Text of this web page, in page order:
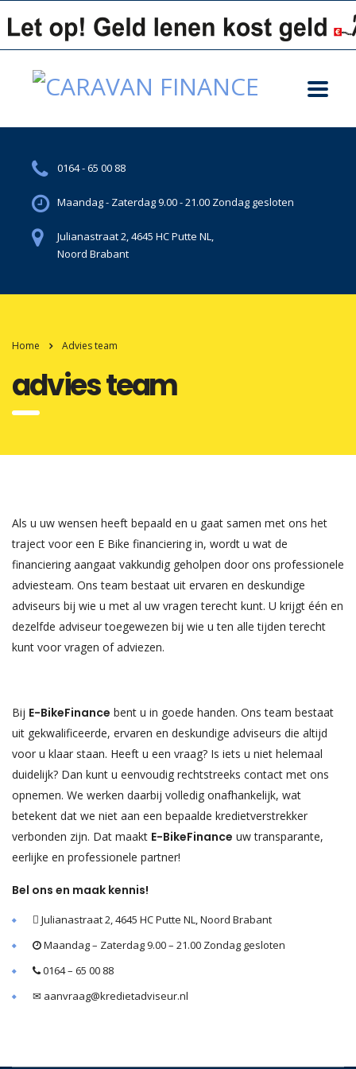
0164 - 65 00 88
Maandag - Zaterdag 9.00 - 21.00 Zondag gesloten
Julianastraat 2, 4645 HC Putte NL,
Noord Brabant
Home Advies team
advies team
Als u uw wensen heeft bepaald en u gaat samen met ons het
traject voor een E Bike financiering in, wordt u wat de
financiering aangaat vakkundig geholpen door ons professionele
adviesteam. Ons team bestaat uit ervaren en deskundige
adviseurs bij wie u met al uw vragen terecht kunt. U krijgt één en
dezelfde adviseur toegewezen bij wie u ten alle tijden terecht
kunt voor vragen of adviezen.
Bij E-BikeFinance bent u in goede handen. Ons team bestaat
uit gekwalificeerde, ervaren en deskundige adviseurs die altijd
voor u klaar staan. Heeft u een vraag? Is iets u niet helemaal
duidelijk? Dan kunt u eenvoudig rechtstreeks contact met ons
opnemen. We werken daarbij volledig onafhankelijk, wat
betekent dat we niet aan een bepaalde kredietverstrekker
verbonden zijn. Dat maakt E-BikeFinance uw transparante,
eerlijke en professionele partner!
Bel ons en maak kennis!
Julianastraat 2, 4645 HC Putte NL, Noord Brabant
Maandag – Zaterdag 9.00 – 21.00 Zondag gesloten
0164 – 65 00 88
✉ aanvraag@kredietadviseur.nl